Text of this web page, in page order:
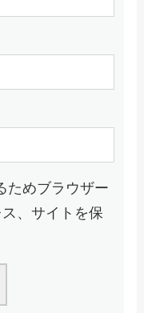
ためブラウザー
、サイトを保